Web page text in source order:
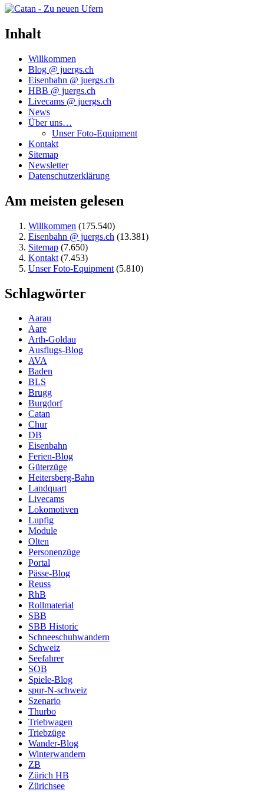
Inhalt
Willkommen
Blog @ juergs.ch
Eisenbahn @ juergs.ch
HBB @ juergs.ch
Livecams @ juergs.ch
News
Über uns…
Unser Foto-Equipment
Kontakt
Sitemap
Newsletter
Datenschutzerklärung
Am meisten gelesen
Willkommen (175.540)
Eisenbahn @ juergs.ch (13.381)
Sitemap (7.650)
Kontakt (7.453)
Unser Foto-Equipment (5.810)
Schlagwörter
Aarau
Aare
Arth-Goldau
Ausflugs-Blog
AVA
Baden
BLS
Brugg
Burgdorf
Catan
Chur
DB
Eisenbahn
Ferien-Blog
Güterzüge
Heitersberg-Bahn
Landquart
Livecams
Lokomotiven
Lupfig
Module
Olten
Personenzüge
Portal
Pässe-Blog
Reuss
RhB
Rollmaterial
SBB
SBB Historic
Schneeschuhwandern
Schweiz
Seefahrer
SOB
Spiele-Blog
spur-N-schweiz
Szenario
Thurbo
Triebwagen
Triebzüge
Wander-Blog
Winterwandern
ZB
Zürich HB
Zürichsee